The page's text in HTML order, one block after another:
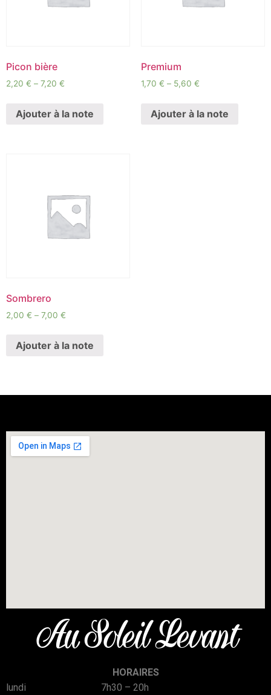
Picon bière
2,20 € – 7,20 €
Ajouter à la note
Premium
1,70 € – 5,60 €
Ajouter à la note
Sombrero
2,00 € – 7,00 €
Ajouter à la note
Au Soleil Levant
HORAIRES
lundi 7h30 – 20h